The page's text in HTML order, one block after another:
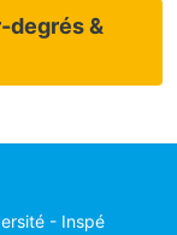
degrés &
- Inspé